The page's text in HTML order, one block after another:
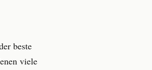
beste
viele